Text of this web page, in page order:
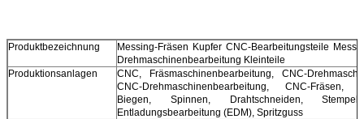
Produktbezeichnung
Messing-Fräsen Kupfer CNC-Bearbeitungsteile
Drehmaschinenbearbeitung Kleinteile
Produktionsanlagen
CNC, Fräsmaschinenbearbeitung, CNC-
CNC-Drehmaschinenbearbeitung, CNC-Fräsen,
Biegen, Spinnen, Drahtschneiden,
Entladungsbearbeitung (EDM), Spritzguss